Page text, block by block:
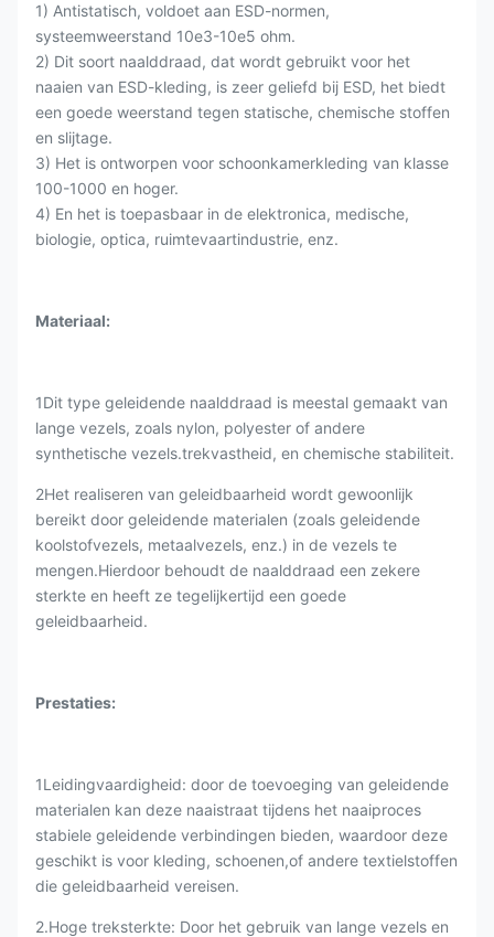
1) Antistatisch, voldoet aan ESD-normen,
systeemweerstand 10e3-10e5 ohm.
2) Dit soort naalddraad, dat wordt gebruikt voor het
naaien van ESD-kleding, is zeer geliefd bij ESD, het biedt
een goede weerstand tegen statische, chemische stoffen
en slijtage.
3) Het is ontworpen voor schoonkamerkleding van klasse
100-1000 en hoger.
4) En het is toepasbaar in de elektronica, medische,
biologie, optica, ruimtevaartindustrie, enz.
Materiaal:
1Dit type geleidende naalddraad is meestal gemaakt van
lange vezels, zoals nylon, polyester of andere
synthetische vezels.trekvastheid, en chemische stabiliteit.
2Het realiseren van geleidbaarheid wordt gewoonlijk
bereikt door geleidende materialen (zoals geleidende
koolstofvezels, metaalvezels, enz.) in de vezels te
mengen.Hierdoor behoudt de naalddraad een zekere
sterkte en heeft ze tegelijkertijd een goede
geleidbaarheid.
Prestaties:
1Leidingvaardigheid: door de toevoeging van geleidende
materialen kan deze naaistraat tijdens het naaiproces
stabiele geleidende verbindingen bieden, waardoor deze
geschikt is voor kleding, schoenen,of andere textielstoffen
die geleidbaarheid vereisen.
2.Hoge treksterkte: Door het gebruik van lange vezels en